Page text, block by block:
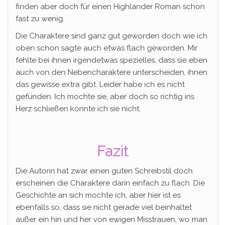
finden aber doch für einen Highlander Roman schon
fast zu wenig.
Die Charaktere sind ganz gut geworden doch wie ich
oben schon sagte auch etwas flach geworden. Mir
fehlte bei ihnen irgendetwas spezielles, dass sie eben
auch von den Nebencharaktere unterscheiden, ihnen
das gewisse extra gibt. Leider habe ich es nicht
gefunden. Ich mochte sie, aber doch so richtig ins
Herz schließen konnte ich sie nicht.
Fazit
Die Autorin hat zwar einen guten Schreibstil doch
erscheinen die Charaktere darin einfach zu flach. Die
Geschichte an sich mochte ich, aber hier ist es
ebenfalls so, dass sie nicht gerade viel beinhaltet
außer ein hin und her von ewigen Misstrauen, wo man